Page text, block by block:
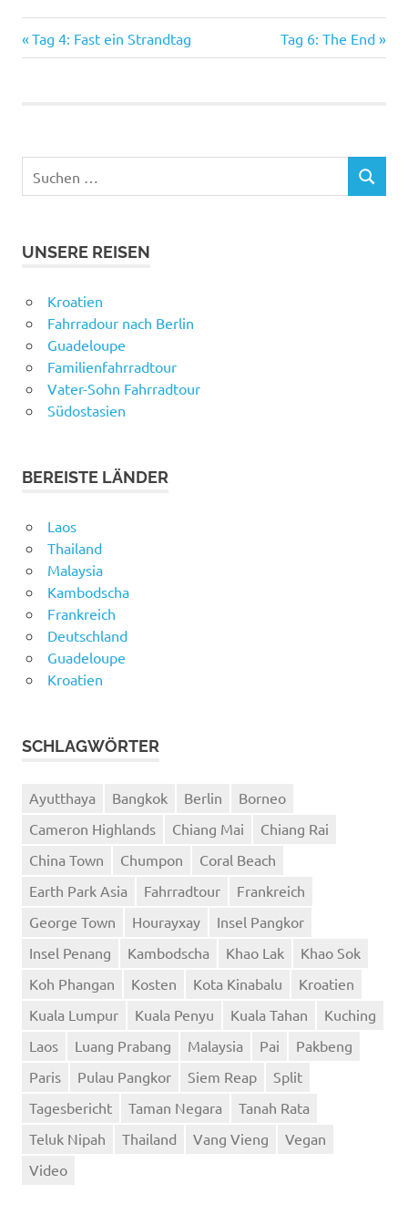
Beitragsnavigation
Vorheriger
Beitrag:
Tag 4: Fast ein Strandtag
Nächster
Beitrag:
Tag 6: The End
nach:
SUCHEN
UNSERE REISEN
Kroatien
Fahrradour nach Berlin
Guadeloupe
Familienfahrradtour
Vater-Sohn Fahrradtour
Südostasien
BEREISTE LÄNDER
Laos
Thailand
Malaysia
Kambodscha
Frankreich
Deutschland
Guadeloupe
Kroatien
SCHLAGWÖRTER
Ayutthaya Bangkok Berlin
Borneo
Cameron Highlands
Chiang Mai
Chiang Rai
China Town
Chumpon
Coral Beach
Earth Park Asia
Fahrradtour
Frankreich
George Town
Hourayxay
Insel Pangkor
Insel Penang
Kambodscha Khao Lak
Khao Sok
Koh Phangan
Kosten Kota Kinabalu
Kroatien
Kuala Lumpur
Kuala Penyu Kuala Tahan
Kuching
Laos
Luang Prabang Malaysia Pai
Pakbeng
Paris
Pulau Pangkor Siem Reap
Split
Tagesbericht
Taman Negara
Tanah Rata
Teluk Nipah
Thailand Vang Vieng
Vegan
Video